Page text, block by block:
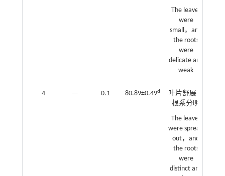
The leaves
were
small，and
the roots
were
delicate and
weak
4 — 0.1 80.89±0.49d
叶片舒展，
根系分明
The leaves
were spread
out，and
the roots
were
distinct and